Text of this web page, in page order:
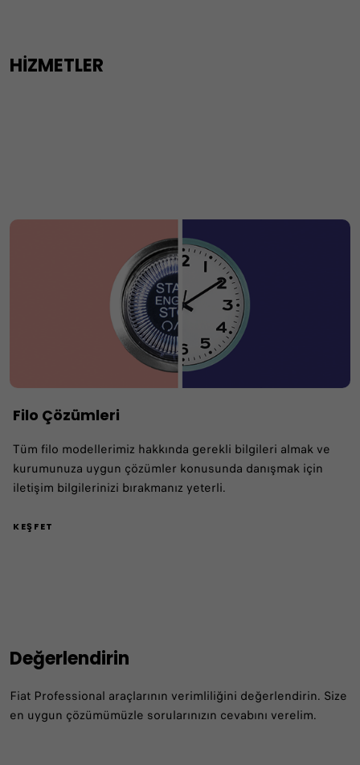
HİZMETLER
Filo Çözümleri
Tüm filo modellerimiz hakkında gerekli bilgileri almak ve
kurumunuza uygun çözümler konusunda danışmak için
iletişim bilgilerinizi bırakmanız yeterli.
KEŞFET
Değerlendirin
Fiat Professional araçlarının verimliliğini değerlendirin. Size
en uygun çözümümüzle sorularınızın cevabını verelim.